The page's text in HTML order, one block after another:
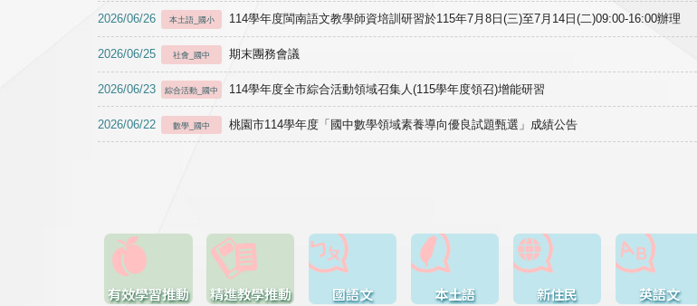
2026/06/26 本土語_國小 114學年度閩南語文教學師資培訓研習於115年7月8日(三)至7月14日(二)09:00-16:00辦理
2026/06/25 社會_國中 期末團務會議
2026/06/23 綜合活動_國中 114學年度全市綜合活動領域召集人(115學年度領召)增能研習
2026/06/22 數學_國中 桃園市114學年度「國中數學領域素養導向優良試題甄選」成績公告
有效學習推動 精進教學推動 國語文 本土語 新住民 英語文